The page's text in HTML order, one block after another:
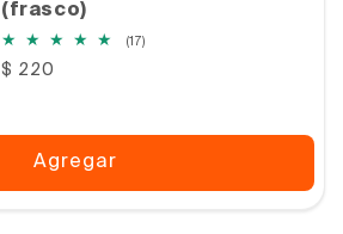
(frasco)
(17)17
Precio
$ 220
Agregar